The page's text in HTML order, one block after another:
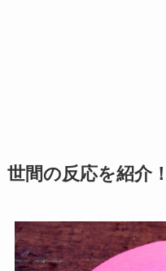
世間の反応を紹介！